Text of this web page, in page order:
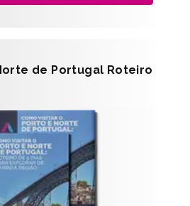
de Portugal Roteiro